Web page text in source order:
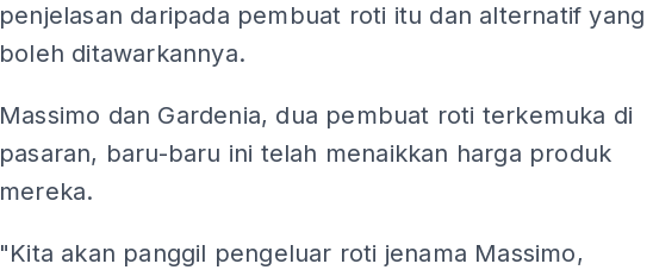
penjelasan daripada pembuat roti itu dan alternatif yang
boleh ditawarkannya.
Massimo dan Gardenia, dua pembuat roti terkemuka di
pasaran, baru-baru ini telah menaikkan harga produk
mereka.
"Kita akan panggil pengeluar roti jenama Massimo,